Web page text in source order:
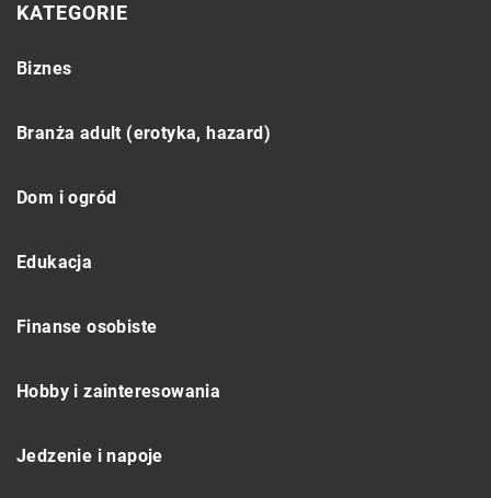
KATEGORIE
Biznes
Branża adult (erotyka, hazard)
Dom i ogród
Edukacja
Finanse osobiste
Hobby i zainteresowania
Jedzenie i napoje